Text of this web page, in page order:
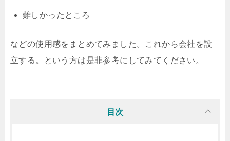
難しかったところ
などの使用感をまとめてみました。これから会社を設
立する。という方は是非参考にしてみてください。
目次